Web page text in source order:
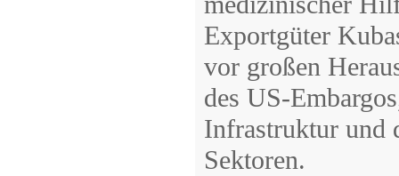
Exportgüter
vor großen
des US-
Infrastruktur und
Sektoren.